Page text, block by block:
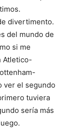
divertimento.
del mundo de
si me
Atletico-
ver el segundo
tuviera
sería más